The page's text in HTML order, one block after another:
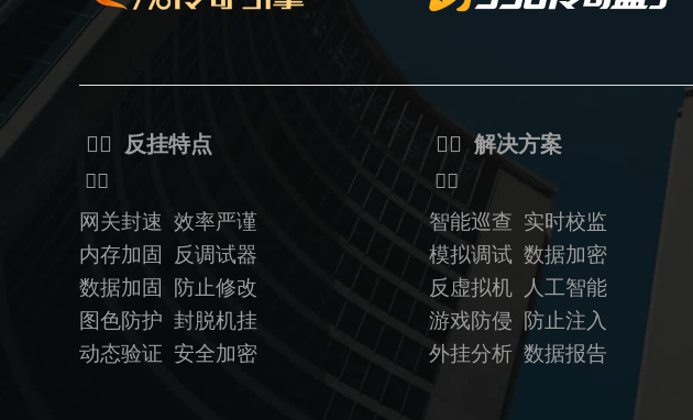
ᅟᅠ 反挂特点
ᅟᅠ
网关封速 效率严谨
内存加固 反调试器
数据加固 防止修改
图色防护 封脱机挂
动态验证 安全加密
ᅟᅠ 解决方案
ᅟᅠ
智能巡查 实时校监
模拟调试 数据加密
反虚拟机
人工智能
游戏防侵 防止注入
外挂分析 数据报告